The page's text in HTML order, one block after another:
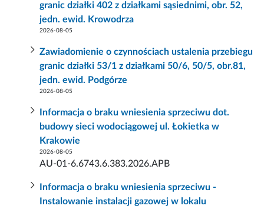
granic działki 402 z działkami sąsiednimi, obr. 52,
jedn. ewid. Krowodrza
2026-08-05
Zawiadomienie o czynnościach ustalenia przebiegu
granic działki 53/1 z działkami 50/6, 50/5, obr.81,
jedn. ewid. Podgórze
2026-08-05
Informacja o braku wniesienia sprzeciwu dot.
budowy sieci wodociągowej ul. Łokietka w
Krakowie
2026-08-05
AU-01-6.6743.6.383.2026.APB
Informacja o braku wniesienia sprzeciwu -
Instalowanie instalacji gazowej w lokalu